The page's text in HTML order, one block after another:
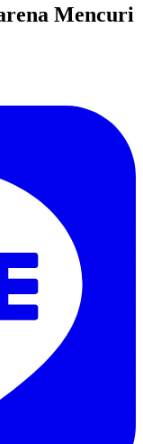
Mencuri